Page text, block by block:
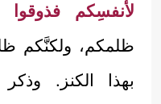
لأنفسِكم
ظلمكم، ولكنَّكم
بهذا الكنز.